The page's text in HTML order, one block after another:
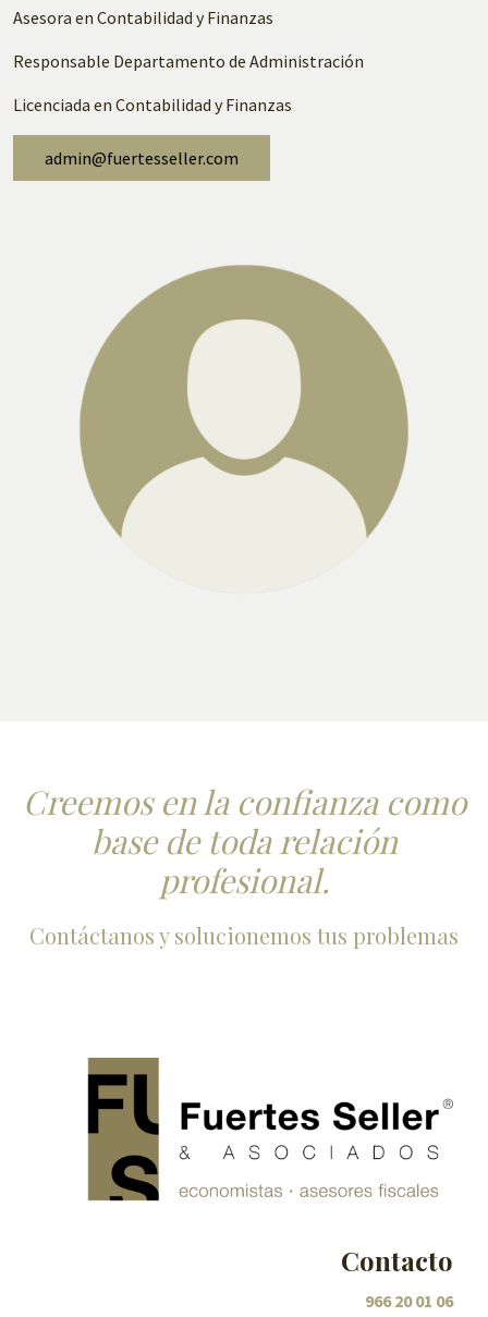
Asesora en Contabilidad y Finanzas
Responsable Departamento de Administración
Licenciada en Contabilidad y Finanzas
admin@fuertesseller.com
Creemos en la confianza como
base de toda relación
profesional.
Contáctanos y solucionemos tus problemas
Contacto
966 20 01 06